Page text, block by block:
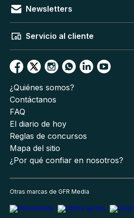
Newsletters
Servicio al cliente
¿Quiénes somos?
Contáctanos
FAQ
El diario de hoy
Reglas de concursos
Mapa del sitio
¿Por qué confiar en nosotros?
Otras marcas de GFR Media